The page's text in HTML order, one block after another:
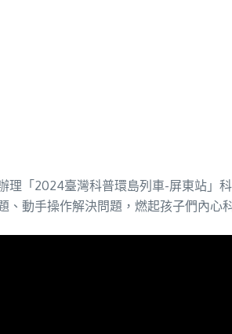
「2024臺灣科普環島列車-屏東站」
、動手操作解決問題，燃起孩子們內心